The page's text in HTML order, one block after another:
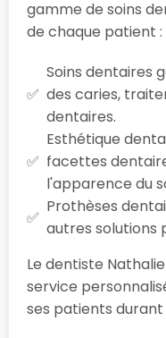
gamme de soins
de chaque patient :
Soins dentaires
des caries,
dentaires.
Esthétique
facettes
l'apparence du
Prothèses
autres solutions
Le dentiste
service
ses patients